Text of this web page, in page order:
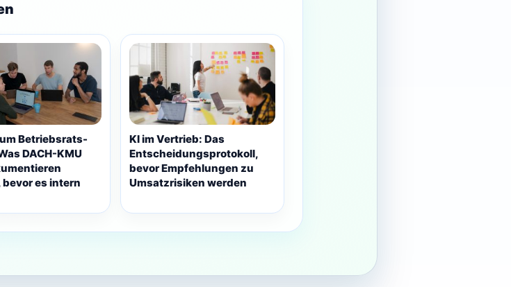
Betriebsrats-
DACH-KMU
es intern
KI im Vertrieb: Das
Entscheidungsprotokoll,
bevor Empfehlungen zu
Umsatzrisiken werden